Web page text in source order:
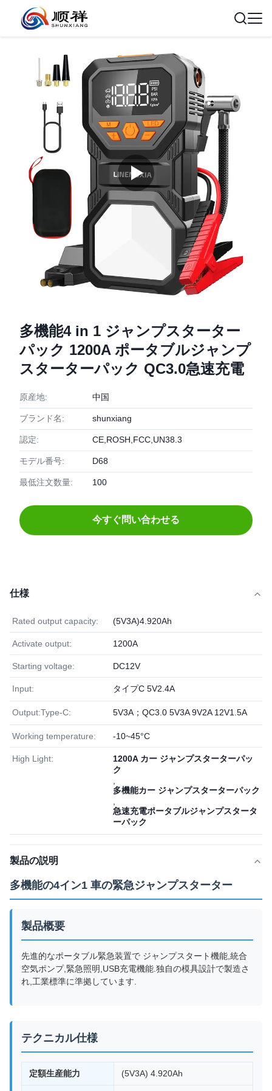
多機能4 in 1 ジャンプスターター
パック 1200A ポータブルジャンプ
スターターパック QC3.0急速充電
原産地: 中国
ブランド名: shunxiang
認定: CE,ROSH,FCC,UN38.3
モデル番号: D68
最低注文数量: 100
今すぐ問い合わせる
仕様
Rated output capacity: (5V3A)4.920Ah
Activate output: 1200A
Starting voltage: DC12V
Input: タイプC 5V2.4A
Output:Type-C: 5V3A；QC3.0 5V3A 9V2A 12V1.5A
Working temperature: -10~45°C
High Light:
1200A カー ジャンプスターターパッ
ク
多機能カー ジャンプスターターパック
急速充電ポータブルジャンプスタータ
ーパック
製品の説明
多機能の4イン1 車の緊急ジャンプスターター
製品概要
先進的なポータブル緊急装置で ジャンプスタート機能,統合
空気ポンプ,緊急照明,USB充電機能.独自の模具設計で製造さ
れ,工業標準に準拠しています.
テクニカル仕様
定額生産能力 (5V3A) 4.920Ah